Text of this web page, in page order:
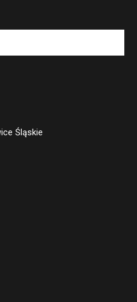
Śląskie